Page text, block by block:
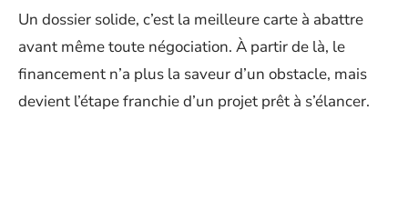
Un dossier solide, c’est la meilleure carte à abattre
avant même toute négociation. À partir de là, le
financement n’a plus la saveur d’un obstacle, mais
devient l’étape franchie d’un projet prêt à s’élancer.